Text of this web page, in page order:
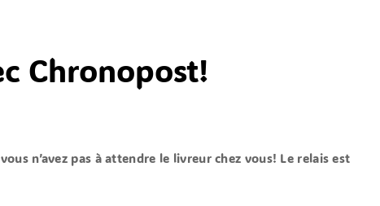
Chronopost!
n’avez pas à attendre le livreur chez vous! Le relais est